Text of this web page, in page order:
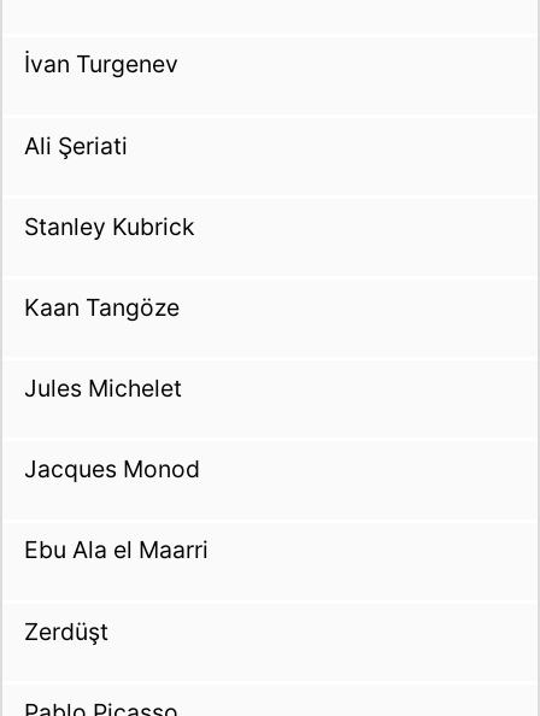
İvan Turgenev
Ali Şeriati
Stanley Kubrick
Kaan Tangöze
Jules Michelet
Jacques Monod
Ebu Ala el Maarri
Zerdüşt